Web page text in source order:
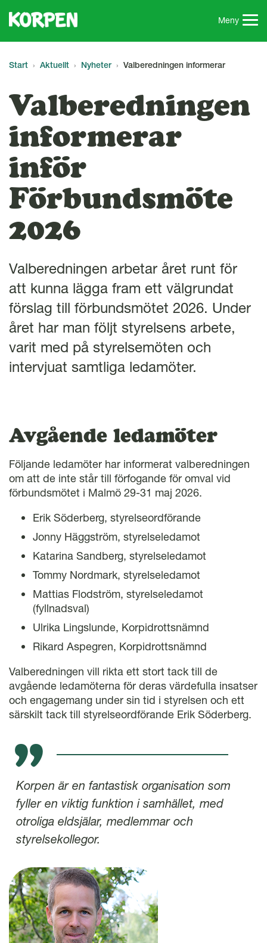
Meny
Start Aktuellt Nyheter Valberedningen informerar
Valberedningen
informerar
inför
Förbundsmöte
2026
Valberedningen arbetar året runt för
att kunna lägga fram ett välgrundat
förslag till förbundsmötet 2026. Under
året har man följt styrelsens arbete,
varit med på styrelsemöten och
intervjuat samtliga ledamöter.
Avgående ledamöter
Följande ledamöter har informerat valberedningen
om att de inte står till förfogande för omval vid
förbundsmötet i Malmö 29-31 maj 2026.
Erik Söderberg, styrelseordförande
Jonny Häggström, styrelseledamot
Katarina Sandberg, styrelseledamot
Tommy Nordmark, styrelseledamot
Mattias Flodström, styrelseledamot
(fyllnadsval)
Ulrika Lingslunde, Korpidrottsnämnd
Rikard Aspegren, Korpidrottsnämnd
Valberedningen vill rikta ett stort tack till de
avgående ledamöterna för deras värdefulla insatser
och engagemang under sin tid i styrelsen och ett
särskilt tack till styrelseordförande Erik Söderberg.
Korpen är en fantastisk organisation som
fyller en viktig funktion i samhället, med
otroliga eldsjälar, medlemmar och
styrelsekollegor.